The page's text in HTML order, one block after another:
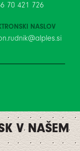
70 421 726
NASLOV
V NAŠEM